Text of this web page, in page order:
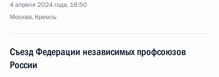
4 апреля 2024 года, 16:50
Москва, Кремль
Съезд Федерации независимых профсоюзов
России